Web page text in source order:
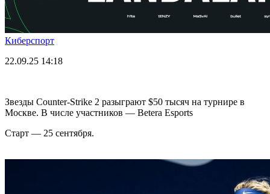
Киберспорт
22.09.25 14:18
Звезды Counter-Strike 2 разыграют $50 тысяч на турнире в
Москве. В числе участников — Betera Esports
Старт — 25 сентября.